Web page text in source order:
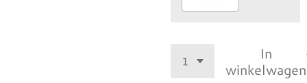
In
winkelwagen